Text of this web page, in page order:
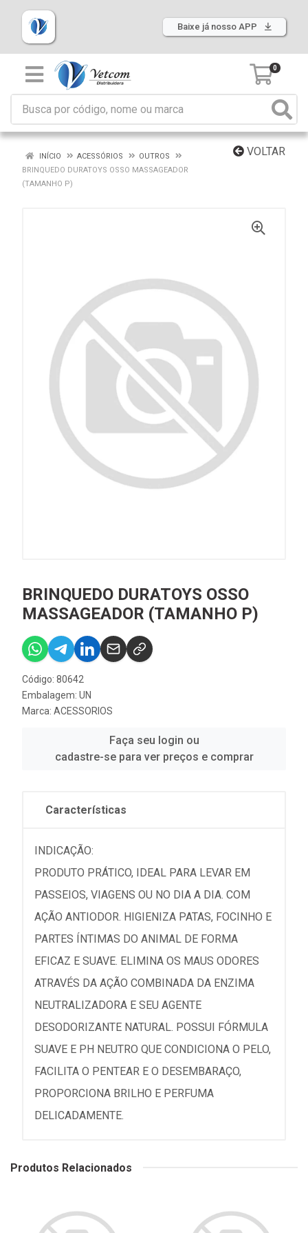
Baixe já nosso APP
0
VOLTAR
INÍCIO ACESSÓRIOS
OUTROS
BRINQUEDO DURATOYS OSSO MASSAGEADOR
(TAMANHO P)
BRINQUEDO DURATOYS OSSO
MASSAGEADOR (TAMANHO P)
Código: 80642
Embalagem: UN
Marca: ACESSORIOS
Faça seu login ou
cadastre-se para ver preços e comprar
Características
INDICAÇÃO:
PRODUTO PRÁTICO, IDEAL PARA LEVAR EM
PASSEIOS, VIAGENS OU NO DIA A DIA. COM
AÇÃO ANTIODOR. HIGIENIZA PATAS, FOCINHO E
PARTES ÍNTIMAS DO ANIMAL DE FORMA
EFICAZ E SUAVE. ELIMINA OS MAUS ODORES
ATRAVÉS DA AÇÃO COMBINADA DA ENZIMA
NEUTRALIZADORA E SEU AGENTE
DESODORIZANTE NATURAL. POSSUI FÓRMULA
SUAVE E PH NEUTRO QUE CONDICIONA O PELO,
FACILITA O PENTEAR E O DESEMBARAÇO,
PROPORCIONA BRILHO E PERFUMA
DELICADAMENTE.
Produtos Relacionados